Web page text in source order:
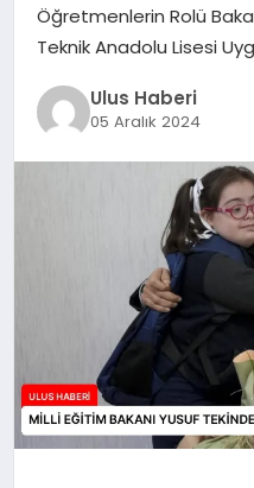
Öğretmenlerin Rolü
Teknik Anadolu Lisesi
Ulus Haberi
05 Aralık 2024